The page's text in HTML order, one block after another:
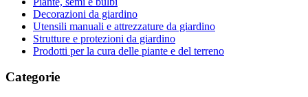
Decorazioni da giardino
Utensili manuali e attrezzature da giardino
Strutture e protezioni da giardino
Prodotti per la cura delle piante e del terreno
Categorie